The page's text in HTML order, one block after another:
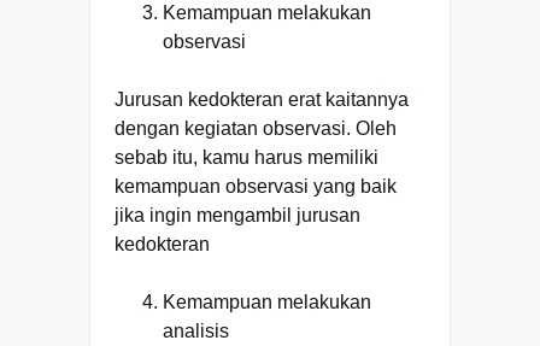
Kemampuan melakukan
observasi
Jurusan kedokteran erat kaitannya
dengan kegiatan observasi. Oleh
sebab itu, kamu harus memiliki
kemampuan observasi yang baik
jika ingin mengambil jurusan
kedokteran
Kemampuan melakukan
analisis